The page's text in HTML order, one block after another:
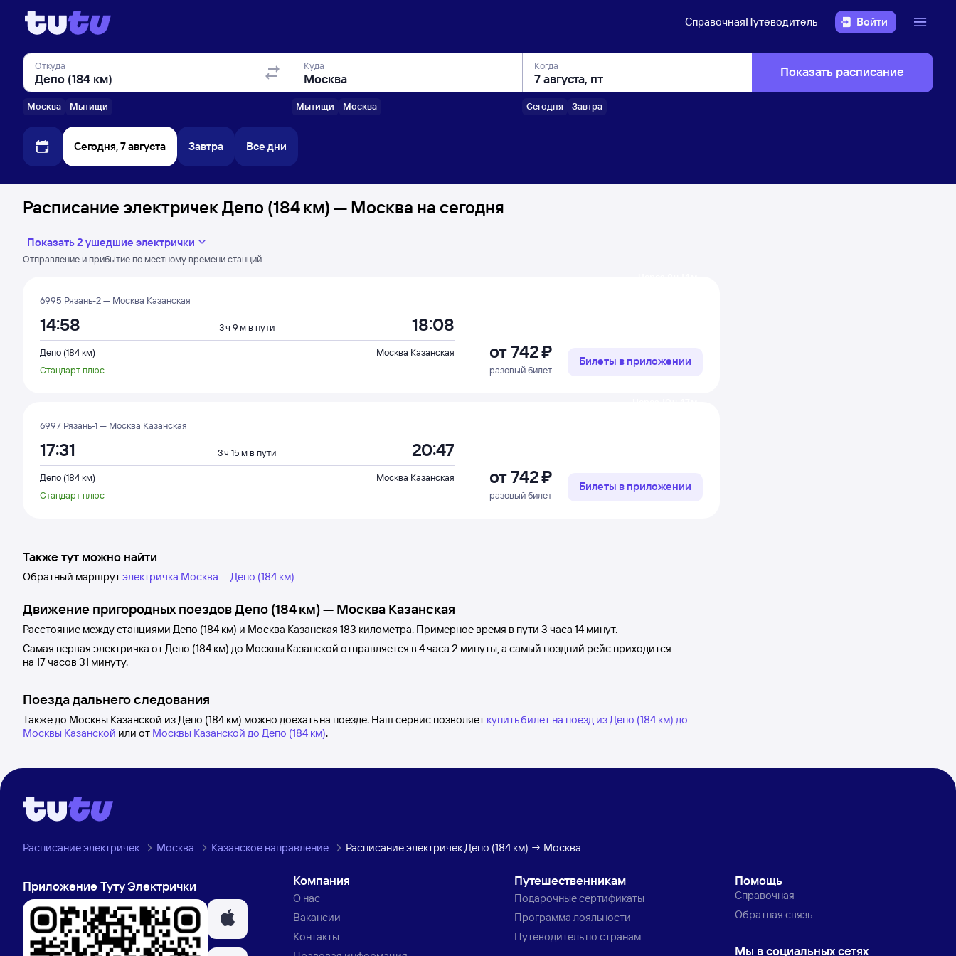
СправочнаяПутеводитель Войти
Откуда
Москва Мытищи
Куда
Мытищи Москва
Когда
Сегодня Завтра
Показать расписание
Сегодня, 7 августа Завтра Все дни
Расписание электричек Депо (184 км) — Москва на сегодня
Показать 2 ушедшие электрички
Отправление и прибытие по местному времени станций
6995 Рязань-2 — Москва Казанская
14:58 3 ч 9 м в пути 18:08
Депо (184 км)
Москва Казанская
Стандарт плюс
от742 ⁠₽
разовый билет
Билеты в приложении
6997 Рязань-1 — Москва Казанская
17:31 3 ч 15 м в пути 20:47
Депо (184 км)
Москва Казанская
Стандарт плюс
от742 ⁠₽
разовый билет
Билеты в приложении
Также тут можно найти
Обратный маршрутэлектричка Москва — Депо (184 км)
Движение пригородных поездовДепо (184 км)— Москва Казанская
Расстояние между станциями Депо (184 км) и Москва Казанская 183 километра. Примерное время в пути 3 часа 14 минут.
Самая первая электричка отДепо (184 км) до Москвы Казанской отправляется в 4часа 2 минуты, а самый поздний рейс приходится
на 17часов 31 минуту.
Поезда дальнего следования
Также до Москвы Казанской из Депо (184 км) можно доехать на поезде. Наш сервис позволяет купить билет на поезд из Депо (184 км) до
Москвы Казанской или от Москвы Казанской до Депо (184 км).
Расписание электричек Москва Казанское направление Расписание электричек Депо (184 км) → Москва
Приложение Туту Электрички Компания
О нас
Вакансии
Контакты
Путешественникам
Подарочные сертификаты
Программа лояльности
Путеводитель по странам
Помощь
Справочная
Обратная связь
Мы в социальных сетях